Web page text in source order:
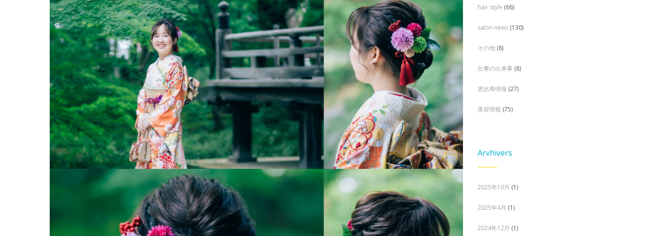
hair style (66)
salon news(130)
その他(8)
仕事の出来事(8)
恵比寿情報 (27)
美容情報 (75)
Arvhivers
2025年10月 (1)
2025年4月 (1)
2024年12月 (1)